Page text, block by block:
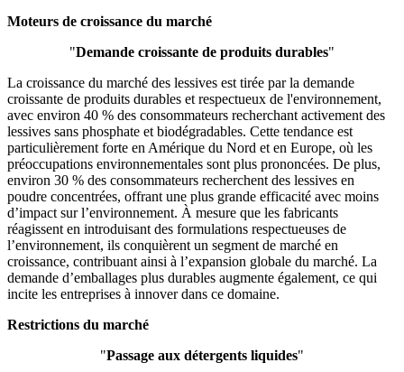
Moteurs de croissance du marché
"Demande croissante de produits durables"
La croissance du marché des lessives est tirée par la demande
croissante de produits durables et respectueux de l'environnement,
avec environ 40 % des consommateurs recherchant activement des
lessives sans phosphate et biodégradables. Cette tendance est
particulièrement forte en Amérique du Nord et en Europe, où les
préoccupations environnementales sont plus prononcées. De plus,
environ 30 % des consommateurs recherchent des lessives en
poudre concentrées, offrant une plus grande efficacité avec moins
d’impact sur l’environnement. À mesure que les fabricants
réagissent en introduisant des formulations respectueuses de
l’environnement, ils conquièrent un segment de marché en
croissance, contribuant ainsi à l’expansion globale du marché. La
demande d’emballages plus durables augmente également, ce qui
incite les entreprises à innover dans ce domaine.
Restrictions du marché
"Passage aux détergents liquides"